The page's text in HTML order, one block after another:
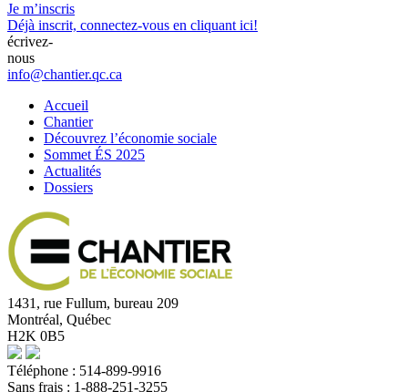
Je m’inscris
Déjà inscrit, connectez-vous en cliquant ici!
écrivez-
nous
info@chantier.qc.ca
Accueil
Chantier
Découvrez l’économie sociale
Sommet ÉS 2025
Actualités
Dossiers
1431, rue Fullum, bureau 209
Montréal, Québec
H2K 0B5
Téléphone : 514-899-9916
Sans frais : 1-888-251-3255